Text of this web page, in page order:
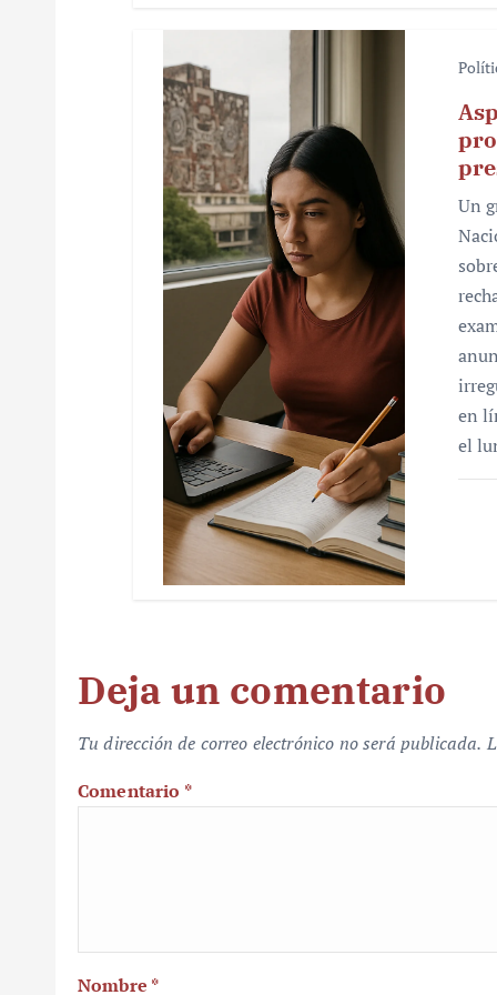
Un
en
el
Deja un comentario
Tu dirección de correo electrónico no será publicada.
Comentario *
Nombre *